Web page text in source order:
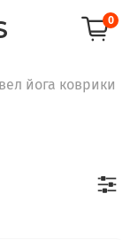
0
йога коврики